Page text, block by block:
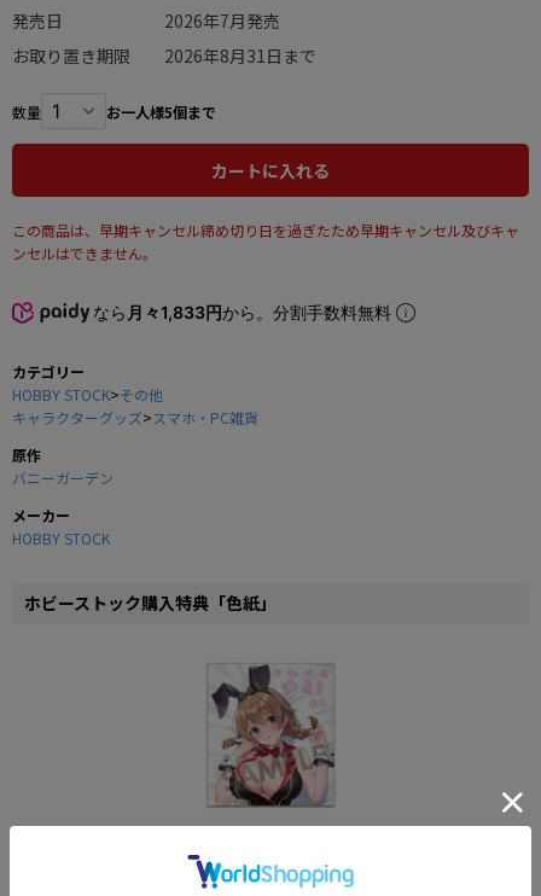
発売日
2026年7月発売
お取り置き期限
2026年8月31日まで
数量 お一人様5個まで
カートに入れる
この商品は、早期キャンセル締め切り日を過ぎたため早期キャンセル及びキャ
ンセルはできません。
なら 月々1,833円から。分割手数料無料
カテゴリー
HOBBY STOCK>その他
キャラクターグッズ>スマホ・PC雑貨
原作
バニーガーデン
メーカー
HOBBY STOCK
ホビーストック購入特典「色紙」
ホビーストックで購入された方に、描き下ろしイラストを使用した「色紙」が